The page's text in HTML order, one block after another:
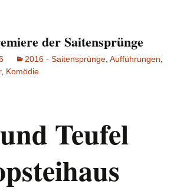
der Saitensprünge
2016 - Saitensprünge Aufführungen
, Komödie
Teufel